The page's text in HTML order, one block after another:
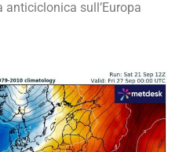
anticiclonica sull’Europa